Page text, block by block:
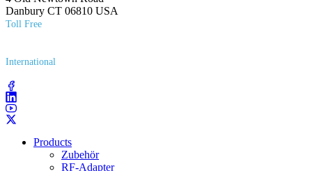
Danbury CT 06810 USA
Toll Free
International
Products
Zubehör
RF-Adapter